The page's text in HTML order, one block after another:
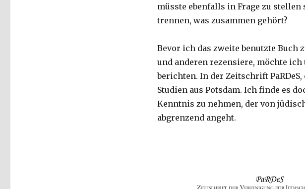
müsste ebenfalls in Frage zu
trennen, was zusammen gehört?
Bevor ich das zweite benutzte Buch
und anderen rezensiere, möchte
berichten. In der Zeitschrift
Studien aus Potsdam. Ich finde es
Kenntnis zu nehmen, der von
abgrenzend angeht.